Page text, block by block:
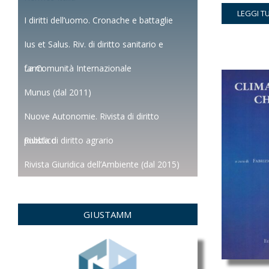
LEGGI
I diritti dell’uomo. Cronache e battaglie
Ius et Salus. Riv. di diritto sanitario e
farm.
La Comunità Internazionale
Munus (dal 2011)
Nuove Autonomie. Rivista di diritto
pubblico
Rivista di diritto agrario
Rivista Giuridica dell’Ambiente (dal 2015)
GIUSTAMM